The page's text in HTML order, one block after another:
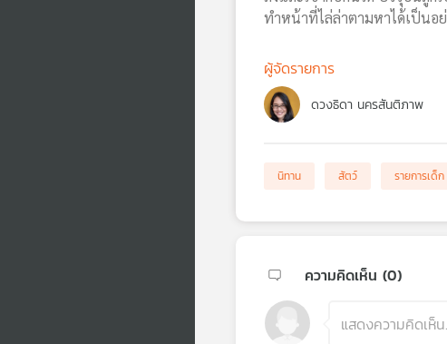
ทำหน้าที่ไล่ล่าตามหาได้เป็นอย่
ผู้จัดรายการ
ดวงธิดา นครสันติภาพ
นิทาน สัตว์ รายการเด็ก
ความคิดเห็น (0)